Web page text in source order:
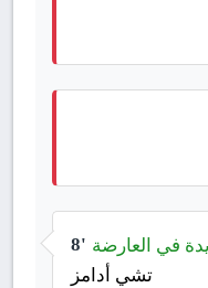
8' في العارضة
تشي أدامز